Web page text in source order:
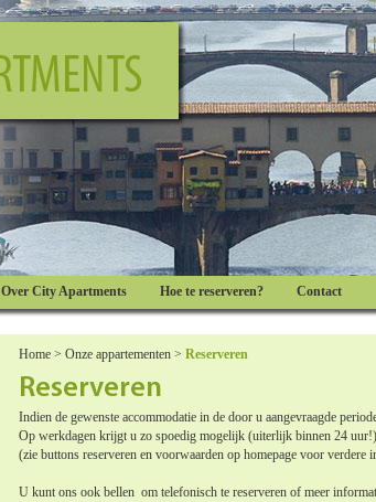
Home > Onze appartementen > Reserveren
Indien de gewenste accommodatie in de door u aangevraagde
Op werkdagen krijgt u zo spoedig mogelijk (uiterlijk binnen 24
(zie buttons reserveren en voorwaarden op homepage voor
U kunt ons ook bellen om telefonisch te reserveren of meer
Over City Apartments Hoe te reserveren? Contact